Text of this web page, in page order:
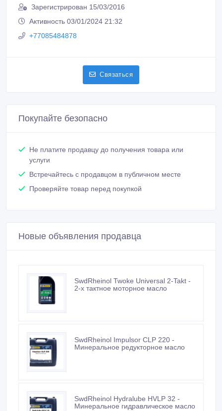
Зарегистрирован 15/03/2016
Активность 03/01/2024 21:32
+77085484878
Связаться
Покупайте безопасно
Не платите продавцу до получения товара или
услуги
Встречайтесь с продавцом в публичном месте
Проверяйте товар перед покупкой
Новые объявления продавца
SwdRheinol Twoke Universal 2-Takt -
2-х тактное моторное масло
SwdRheinol Impulsor CLP 220 -
Минеральное редукторное масло
SwdRheinol Hydralube HVLP 32 -
Минеральное гидравлическое масло